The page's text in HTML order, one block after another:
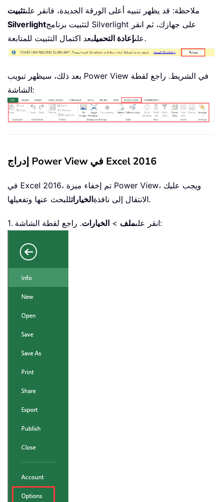
ملاحظة: قد يظهر تنبيه أعلى الورقة الجديدة، فانقر علىتثبيت
Silverlightلتثبيت برنامج Silverlight على جهازك، ثم انقر
علىإعادة التحميل بعد اكتمال التثبيت للمتابعة.
بعد ذلك، سيظهر تبويب Power View في الشريط. راجع لقطة
الشاشة:
إدراج Power View في Excel 2016
في Excel 2016، تم إخفاء ميزة Power View، ويجب عليك
الانتقال إلى نافذةالخيارات للبحث عنها وتفعيلها.
1. انقر علىملف > الخيارات . راجع لقطة الشاشة: